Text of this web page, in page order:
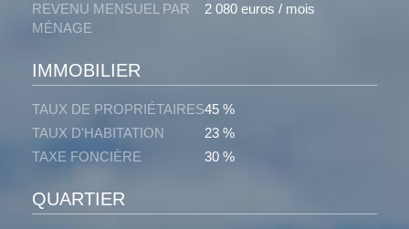
REVENU MENSUEL PAR
MÉNAGE
2 080 euros / mois
IMMOBILIER
TAUX DE PROPRIÉTAIRES45 %
TAUX D'HABITATION
23 %
TAXE FONCIÈRE
30 %
QUARTIER